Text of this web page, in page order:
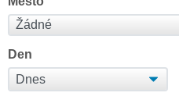
Den